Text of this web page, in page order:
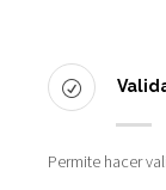
Permite hacer